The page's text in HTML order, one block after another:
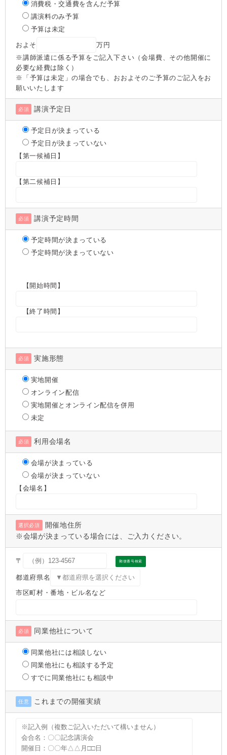
消費税・交通費を含んだ予算
講演料のみ予算
予算は未定
およそ
万円
※講師派遣に係る予算をご記入下さい（会場費、その他開催に
必要な経費は除く）
※「予算は未定」の場合でも、おおよそのご予算のご記入をお
願いいたします
必須 講演予定日
予定日が決まっている
予定日が決まっていない
【第一候補日】
【第二候補日】
必須 講演予定時間
予定時間が決まっている
予定時間が決まっていない
【開始時間】
【終了時間】
必須 実施形態
実地開催
オンライン配信
実地開催とオンライン配信を併用
未定
必須 利用会場名
会場が決まっている
会場が決まっていない
【会場名】
選択必須
開催地住所
※会場が決まっている場合には、ご入力ください。
〒 郵便番号検索
都道府県名
市区町村・番地・ビル名など
必須 同業他社について
同業他社には相談しない
同業他社にも相談する予定
すでに同業他社にも相談中
任意 これまでの開催実績